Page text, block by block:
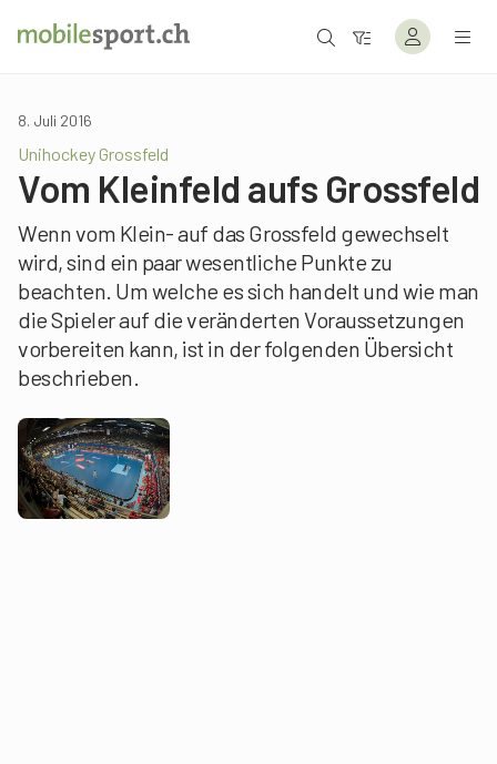
8. Juli 2016
Unihockey Grossfeld
Vom Kleinfeld aufs Grossfeld
Wenn vom Klein- auf das Grossfeld gewechselt
wird, sind ein paar wesentliche Punkte zu
beachten. Um welche es sich handelt und wie man
die Spieler auf die veränderten Voraussetzungen
vorbereiten kann, ist in der folgenden Übersicht
beschrieben.